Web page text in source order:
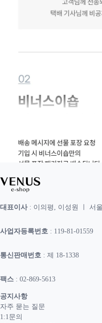
대표이사: 이의평, 이성원 ㅣ 서
사업자등록번호 : 119-81-01559
통신판매번호 : 제 18-1338
팩스 : 02-869-5613
공지사항
자주 묻는 질문
1:1문의